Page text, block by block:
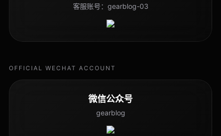
客服账号：gearblog-03
OFFICIAL WECHAT ACCOUNT
微信公众号
gearblog